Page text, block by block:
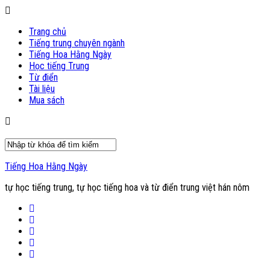
Trang chủ
Tiếng trung chuyên ngành
Tiếng Hoa Hằng Ngày
Học tiếng Trung
Từ điển
Tài liệu
Mua sách
Tiếng Hoa Hằng Ngày
tự học tiếng trung, tự học tiếng hoa và từ điển trung việt hán nôm